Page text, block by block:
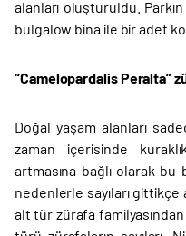
alanları oluşturuldu.
bulgalow bina ile bir adet
“Camelopardalis Peralta”
Doğal yaşam alanları
zaman içerisinde
artmasına bağlı olarak bu
nedenlerle sayıları gittikçe
alt tür zürafa